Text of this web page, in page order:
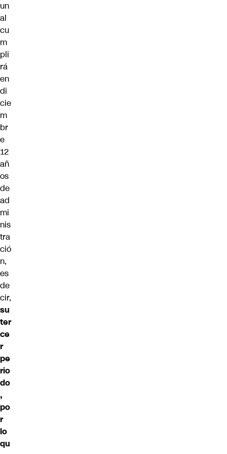
un
al
cu
m
pli
rá
en
di
cie
m
br
e
12
añ
os
de
ad
mi
nis
tra
ció
n,
es
de
cir,
su
ter
ce
r
pe
rio
do
,
po
r
lo
qu